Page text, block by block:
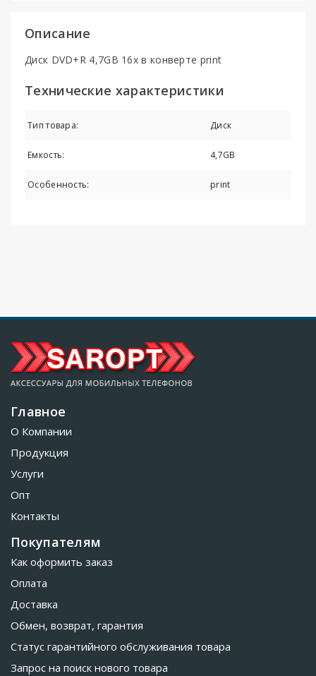
Описание
Диск DVD+R 4,7GB 16x в конверте print
Технические характеристики
Тип товара: Диск
Емкость: 4,7GB
Особенность: print
Главное
О Компании
Продукция
Услуги
Опт
Контакты
Покупателям
Как оформить заказ
Оплата
Доставка
Обмен, возврат, гарантия
Статус гарантийного обслуживания товара
Запрос на поиск нового товара